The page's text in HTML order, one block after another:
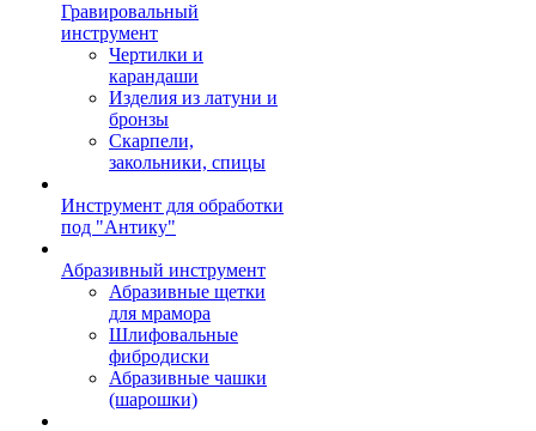
Гравировальный
инструмент
Чертилки и
карандаши
Изделия из латуни и
бронзы
Скарпели,
закольники, спицы
Инструмент для обработки
под "Антику"
Абразивный инструмент
Абразивные щетки
для мрамора
Шлифовальные
фибродиски
Абразивные чашки
(шарошки)